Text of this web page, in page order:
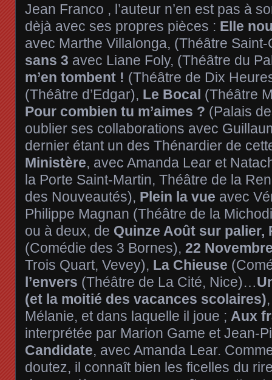
Jean Franco , l’auteur n’en est pas à
dèjà avec ses propres pièces : Elle
avec Marthe Villalonga, (Théâtre
sans 3 avec Liane Foly, (Théâtre du
m’en tombent ! (Théâtre de Dix
(Théâtre d’Edgar), Le Bocal (Théâtre
Pour combien tu m’aimes ? (Palais
oublier ses collaborations avec
dernier étant un des Thénardier de
Ministère, avec Amanda Lear et
la Porte Saint-Martin, Théâtre de la
des Nouveautés), Plein la vue avec
Philippe Magnan (Théâtre de la
ou à deux, de Quinze Août sur palier,
(Comédie des 3 Bornes), 22
Trois Quart, Vevey), La Chieuse
l’envers (Théâtre de La Cité, Nice)…
(et la moitié des vacances scolaires)
Mélanie, et dans laquelle il joue ; Aux
interprétée par Marion Game et Jean-
Candidate, avec Amanda Lear.
doutez, il connaît bien les ficelles du